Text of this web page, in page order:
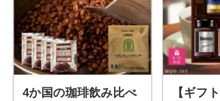
4か国の珈琲飲み比べ
【ギフ